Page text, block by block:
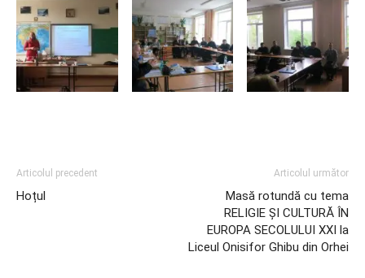
Articolul precedent
Hoțul
Articolul următor
Masă rotundă cu tema
RELIGIE ȘI CULTURĂ ÎN
EUROPA SECOLULUI XXI la
Liceul Onisifor Ghibu din Orhei